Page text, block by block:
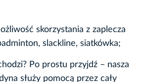
skorzystania z zaplecza
slackline, siatkówka;
Po prostu przyjdź – nasza
służy pomocą przez cały